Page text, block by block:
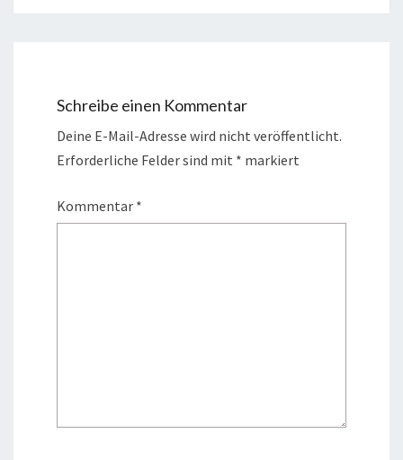
Schreibe einen Kommentar
Deine E-Mail-Adresse wird nicht veröffentlicht.
Erforderliche Felder sind mit * markiert
Kommentar *